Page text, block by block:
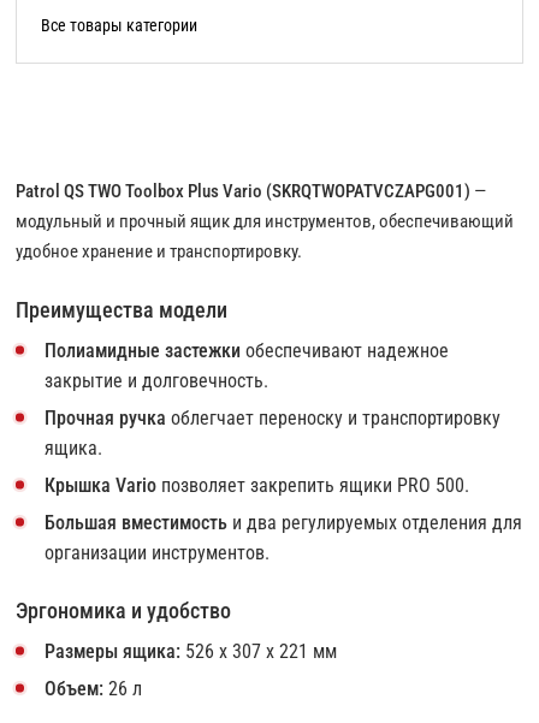
Patrol QS TWO Toolbox Plus Vario (SKRQTWOPATVCZAPG001) —
модульный и прочный ящик для инструментов, обеспечивающий
удобное хранение и транспортировку.
Преимущества модели
Полиамидные застежки обеспечивают надежное
закрытие и долговечность.
Прочная ручка облегчает переноску и транспортировку
ящика.
Крышка Vario позволяет закрепить ящики PRO 500.
Большая вместимость и два регулируемых отделения для
организации инструментов.
Эргономика и удобство
Размеры ящика: 526 х 307 х 221 мм
Объем: 26 л
Все товары категории